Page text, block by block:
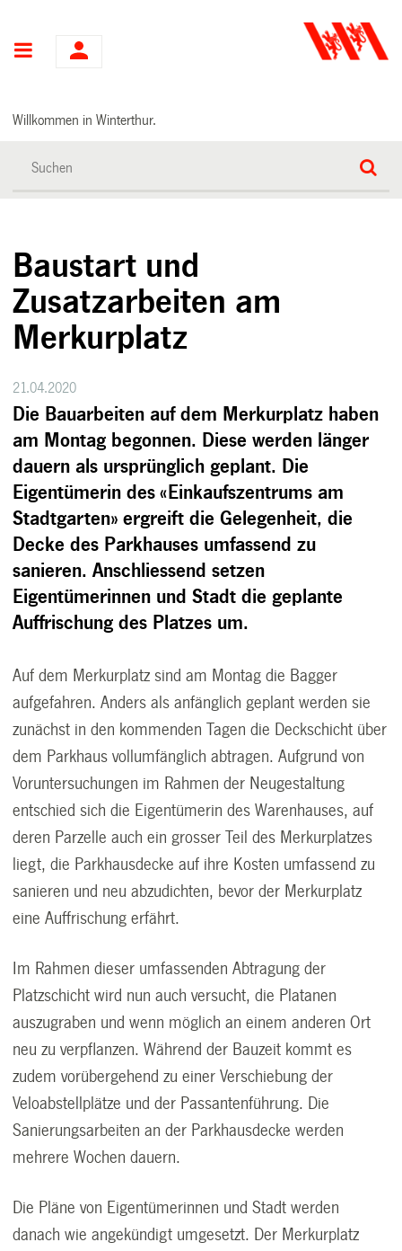
Hauptnavigation
Willkommen in Winterthur.
Baustart und
Zusatzarbeiten am
Merkurplatz
21.04.2020
Die Bauarbeiten auf dem Merkurplatz haben
am Montag begonnen. Diese werden länger
dauern als ursprünglich geplant. Die
Eigentümerin des «Einkaufszentrums am
Stadtgarten» ergreift die Gelegenheit, die
Decke des Parkhauses umfassend zu
sanieren. Anschliessend setzen
Eigentümerinnen und Stadt die geplante
Auffrischung des Platzes um.
Auf dem Merkurplatz sind am Montag die Bagger
aufgefahren. Anders als anfänglich geplant werden sie
zunächst in den kommenden Tagen die Deckschicht über
dem Parkhaus vollumfänglich abtragen. Aufgrund von
Voruntersuchungen im Rahmen der Neugestaltung
entschied sich die Eigentümerin des Warenhauses, auf
deren Parzelle auch ein grosser Teil des Merkurplatzes
liegt, die Parkhausdecke auf ihre Kosten umfassend zu
sanieren und neu abzudichten, bevor der Merkurplatz
eine Auffrischung erfährt.
Im Rahmen dieser umfassenden Abtragung der
Platzschicht wird nun auch versucht, die Platanen
auszugraben und wenn möglich an einem anderen Ort
neu zu verpflanzen. Während der Bauzeit kommt es
zudem vorübergehend zu einer Verschiebung der
Veloabstellplätze und der Passantenführung. Die
Sanierungsarbeiten an der Parkhausdecke werden
mehrere Wochen dauern.
Die Pläne von Eigentümerinnen und Stadt werden
danach wie angekündigt umgesetzt. Der Merkurplatz